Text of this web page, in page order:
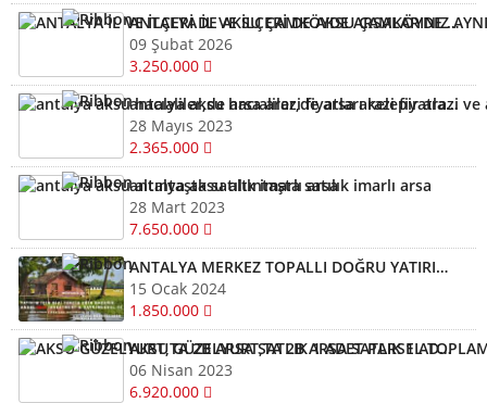
ANTALYA İL VE İLÇERİ DE AKSU ÇAMKÖYDE ARSALARINIZ AYNI GÜN NAKİTE ÇEVRİLİR
09 Şubat 2026
3.250.000
antalya aksu hacıaliler,de arsa arazi fiyatları kelepir arazi ve arsalar
28 Mayıs 2023
2.365.000
antalya aksu altıntaşta satılık imarlı arsa
28 Mart 2023
7.650.000
ANTALYA MERKEZ TOPALLI DOĞRU YATIRIM YAPMAK İÇİN BİZİ ARAYIN YARDIMCI OLALIM ARSA TARLA
15 Ocak 2024
1.850.000
AKSU GÜZELYURT,TA 2B ARSA SATLIK 1 ADET PARSEL TOPLAMI 320 M2
06 Nisan 2023
6.920.000